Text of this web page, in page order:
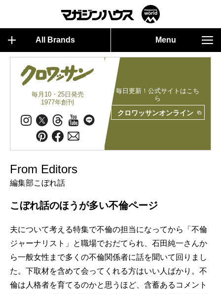
All Brands Menu
毎月10・25日発売
1977年創刊
毎日更新！公式サイトはこち
ら
クロワッサンオンライン
From Editors
編集部こぼれ話
こぼれ話のほうが多い不倫ページ
夫について考える特集で不倫の担当になってから「不倫
ジャーナリスト」と職場でおだてられ、石田純一さんか
ら一般女性まで多くの不倫関係者に話を聞いて回りまし
た。下取材を含めて会ってくれる方はいい人ばかり。不
倫は人格者を育てるのかと思うほど、含蓄あるコメント